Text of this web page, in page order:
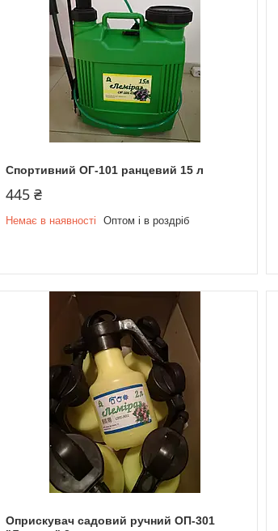
Спортивний ОГ-101 ранцевий 15 л
445 ₴
Немає в наявності Оптом і в роздріб
Оприскувач садовий ручний ОП-301